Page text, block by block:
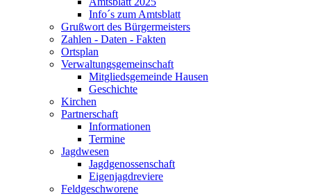
Info´s zum Amtsblatt
Grußwort des Bürgermeisters
Zahlen - Daten - Fakten
Ortsplan
Verwaltungsgemeinschaft
Mitgliedsgemeinde Hausen
Geschichte
Kirchen
Partnerschaft
Informationen
Termine
Jagdwesen
Jagdgenossenschaft
Eigenjagdreviere
Feldgeschworene